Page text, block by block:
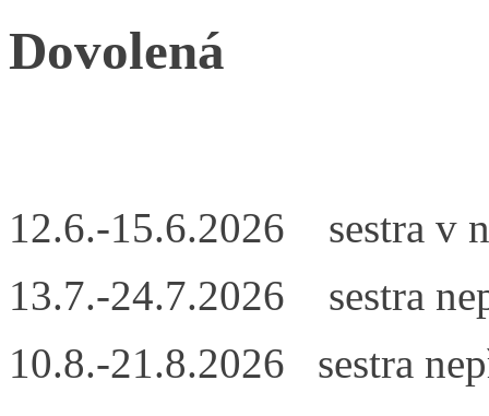
Dovolená
12.6.-15.6.2026 sestra v
13.7.-24.7.2026 sestra
10.8.-21.8.2026 sestra